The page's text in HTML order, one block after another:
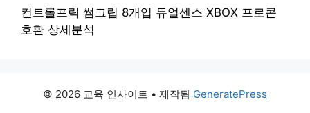
컨트롤프릭 썸그립 8개입 듀얼센스 XBOX 프로콘
호환 상세분석
© 2026 교육 인사이트 • 제작됨 GeneratePress